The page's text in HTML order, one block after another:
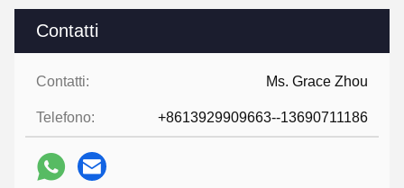
Contatti
Contatti: Ms. Grace Zhou
Telefono: +8613929909663--13690711186